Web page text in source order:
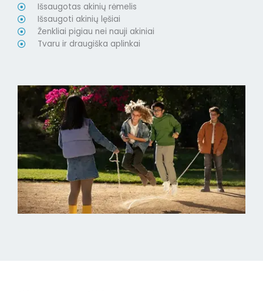
Išsaugotas akinių rėmelis
Išsaugoti akinių lęšiai
Ženkliai pigiau nei nauji akiniai
Tvaru ir draugiška aplinkai